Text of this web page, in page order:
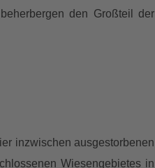
den Großteil der
inzwischen ausgestorbenen
Wiesengebietes in